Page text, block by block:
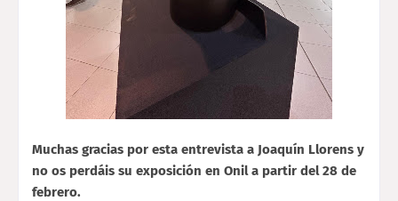
Muchas gracias por esta entrevista a Joaquín Llorens y
no os perdáis su exposición en Onil a partir del 28 de
febrero.